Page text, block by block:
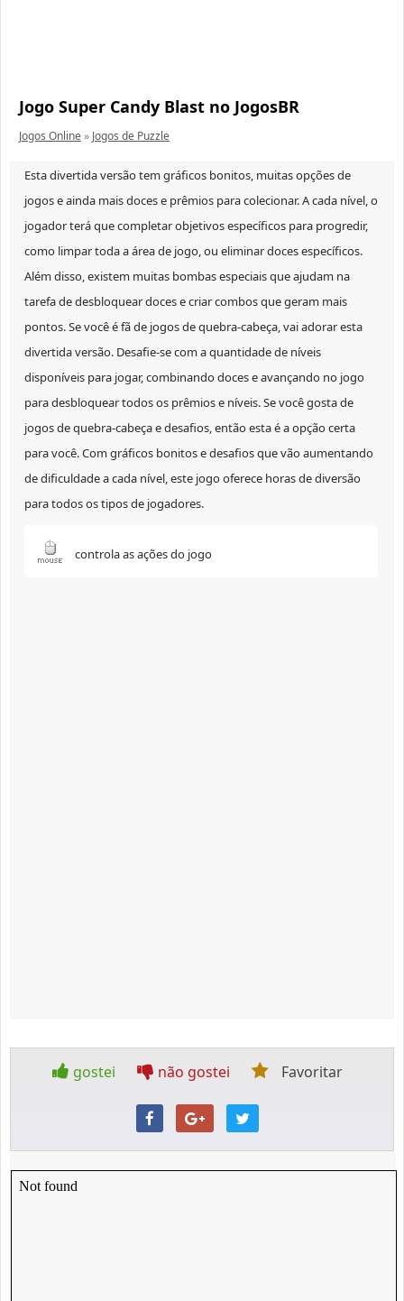
Jogo Super Candy Blast no JogosBR
Jogos Online» Jogos de Puzzle
Esta divertida versão tem gráficos bonitos, muitas opções de
jogos e ainda mais doces e prêmios para colecionar. A cada nível, o
jogador terá que completar objetivos específicos para progredir,
como limpar toda a área de jogo, ou eliminar doces específicos.
Além disso, existem muitas bombas especiais que ajudam na
tarefa de desbloquear doces e criar combos que geram mais
pontos. Se você é fã de jogos de quebra-cabeça, vai adorar esta
divertida versão. Desafie-se com a quantidade de níveis
disponíveis para jogar, combinando doces e avançando no jogo
para desbloquear todos os prêmios e níveis. Se você gosta de
jogos de quebra-cabeça e desafios, então esta é a opção certa
para você. Com gráficos bonitos e desafios que vão aumentando
de dificuldade a cada nível, este jogo oferece horas de diversão
para todos os tipos de jogadores.
controla as ações do jogo
gostei não gostei Favoritar